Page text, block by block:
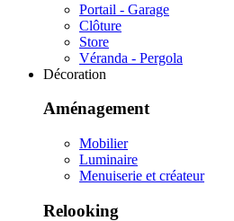
Portail - Garage
Clôture
Store
Véranda - Pergola
Décoration
Aménagement
Mobilier
Luminaire
Menuiserie et créateur
Relooking